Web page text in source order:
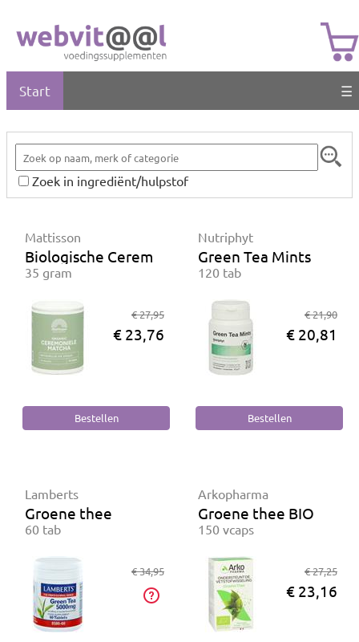
Start ☰
Zoek in ingrediënt/hulpstof
Mattisson
Biologische Ceremoniele Matcha
35 gram
€ 27,95
€ 23,76
Nutriphyt
Green Tea Mints
120 tab
€ 21,90
€ 20,81
Lamberts
Groene thee
60 tab
€ 34,95
Arkopharma
Groene thee BIO
150 vcaps
€ 27,25
€ 23,16